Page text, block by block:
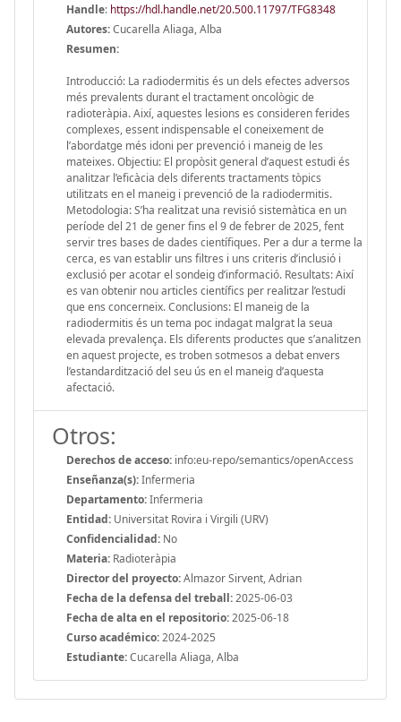
Handle: https://hdl.handle.net/20.500.11797/TFG8348
Autores:Cucarella Aliaga, Alba
Resumen:
Introducció: La radiodermitis és un dels efectes adversos
més prevalents durant el tractament oncològic de
radioteràpia. Així, aquestes lesions es consideren ferides
complexes, essent indispensable el coneixement de
l’abordatge més idoni per prevenció i maneig de les
mateixes. Objectiu: El propòsit general d’aquest estudi és
analitzar l’eficàcia dels diferents tractaments tòpics
utilitzats en el maneig i prevenció de la radiodermitis.
Metodologia: S’ha realitzat una revisió sistemàtica en un
període del 21 de gener fins el 9 de febrer de 2025, fent
servir tres bases de dades científiques. Per a dur a terme la
cerca, es van establir uns filtres i uns criteris d’inclusió i
exclusió per acotar el sondeig d’informació. Resultats: Així
es van obtenir nou articles científics per realitzar l’estudi
que ens concerneix. Conclusions: El maneig de la
radiodermitis és un tema poc indagat malgrat la seua
elevada prevalença. Els diferents productes que s’analitzen
en aquest projecte, es troben sotmesos a debat envers
l’estandardització del seu ús en el maneig d’aquesta
afectació.
Otros:
Derechos de acceso: info:eu-repo/semantics/openAccess
Enseñanza(s):Infermeria
Departamento:Infermeria
Entidad: Universitat Rovira i Virgili (URV)
Confidencialidad: No
Materia: Radioteràpia
Director del proyecto:Almazor Sirvent, Adrian
Fecha de la defensa del treball:2025-06-03
Fecha de alta en el repositorio:2025-06-18
Curso académico:2024-2025
Estudiante:Cucarella Aliaga, Alba